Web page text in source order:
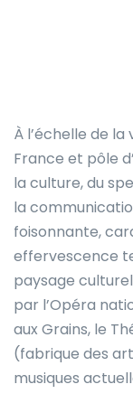
À l’échelle de
France et pôle
la culture, du
la
foisonnante,
effervescence
paysage
par l’Opéra
aux Grains, le
(fabrique des
musiques